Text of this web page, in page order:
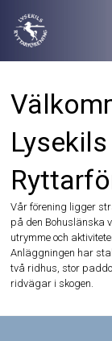
innehåll
Lysekils
Vår förening ligger
på den Bohuslänska
utrymme och
Anläggningen har
två ridhus, stor
ridvägar i skogen.